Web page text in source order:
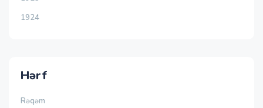
1924
Hərf
Rəqəm